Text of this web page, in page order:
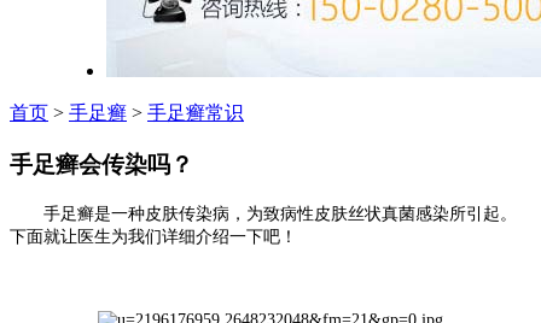
首页 > 手足癣 > 手足癣常识
手足癣会传染吗？
手足癣是一种皮肤传染病，为致病性皮肤丝状真菌感染所引起。
下面就让医生为我们详细介绍一下吧！